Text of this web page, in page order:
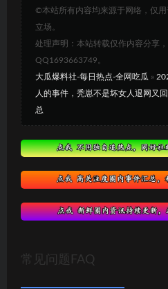
©本站所有内容均来源于网络，仅
立场。
处理声明：本站转载仅作内容分享
QQ1693663749。
大瓜爆料社-每日热点-全网吃瓜 »
人的事件，秃崽不是坏女人退网又
总
常见问题FAQ